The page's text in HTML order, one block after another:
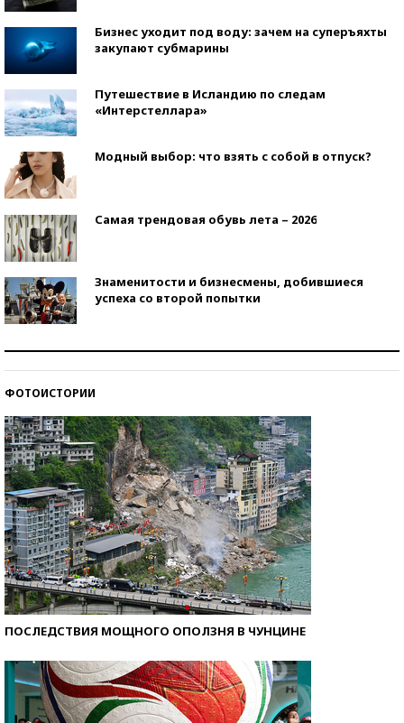
Бизнес уходит под воду: зачем на суперъяхты
закупают субмарины
Путешествие в Исландию по следам
«Интерстеллара»
Модный выбор: что взять с собой в отпуск?
Самая трендовая обувь лета – 2026
Знаменитости и бизнесмены, добившиеся
успеха со второй попытки
ФОТОИСТОРИИ
ПОСЛЕДСТВИЯ МОЩНОГО ОПОЛЗНЯ В ЧУНЦИНЕ